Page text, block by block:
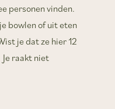
personen vinden.
bowlen of uit eten
je dat ze hier 12
raakt niet